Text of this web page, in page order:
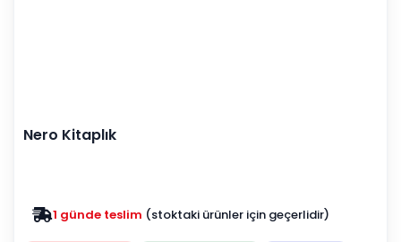
Nero Kitaplık
1 günde teslim
(stoktaki ürünler için geçerlidir)
Zam yok 2025 fiyatları devam ediyor